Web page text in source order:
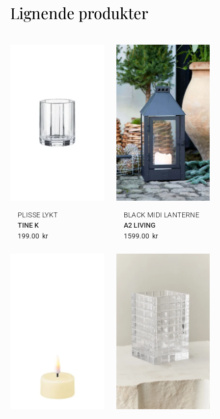
Lignende produkter
PLISSE LYKT
TINE K
199.00 Kr
BLACK MIDI LANTERNE
A2 LIVING
1599.00 Kr